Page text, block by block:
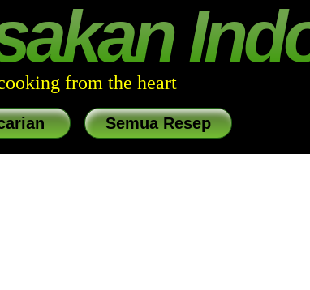
from the heart
Semua Resep